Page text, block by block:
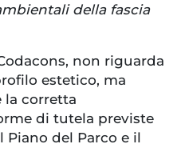
della fascia
non riguarda
estetico, ma
la corretta
di tutela previste
Piano del Parco e il